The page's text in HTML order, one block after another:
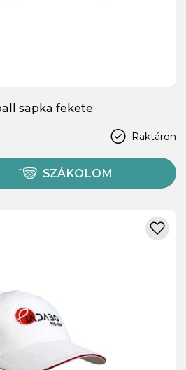
sapka fekete
Raktáron
SZÁKOLOM